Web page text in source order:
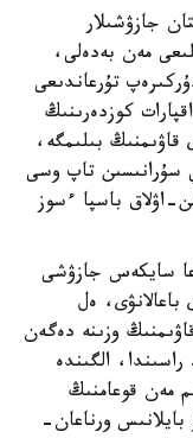
جازۋشىلار
مەن بەدەلى،
تۇرعاندىعى
كوزدەرىنىڭ
بىلىمگە،
سۇرانىسىن تاپ وسى
اۋلاق باسپا ءسوز
سايكەس جازۋشى
ەل
وزىنە دەگەن
الگىندە
مەن قوعامنىڭ
بايلانىس ورناعان-